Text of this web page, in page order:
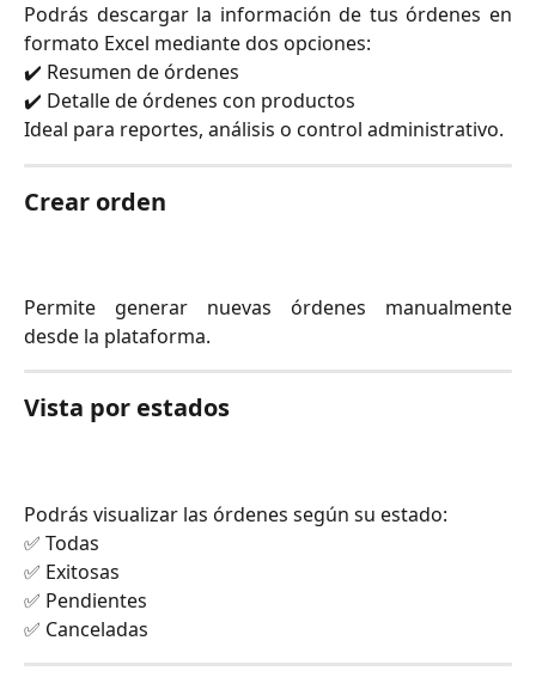
Podrás descargar la información de tus órdenes en
formato Excel mediante dos opciones:
✔️ Resumen de órdenes
✔️ Detalle de órdenes con productos
Ideal para reportes, análisis o control administrativo.
Crear orden
Permite generar nuevas órdenes manualmente
desde la plataforma.
Vista por estados
Podrás visualizar las órdenes según su estado:
✅ Todas
✅ Exitosas
✅ Pendientes
✅ Canceladas